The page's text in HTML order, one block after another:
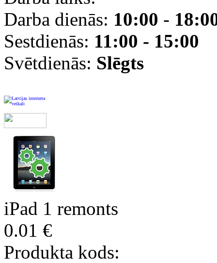
Darba dienās: 10:00 -
Sestdienās: 11:00 - 15:00
Svētdienās: Slēgts
iPad 1 remonts
0.01 €
Produkta kods: